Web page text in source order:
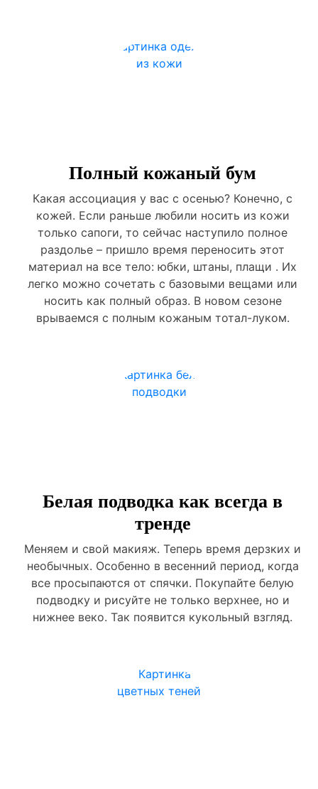
Полный кожаный бум
Какая ассоциация у вас с осенью? Конечно, с
кожей. Если раньше любили носить из кожи
только сапоги, то сейчас наступило полное
раздолье – пришло время переносить этот
материал на все тело: юбки, штаны, плащи . Их
легко можно сочетать с базовыми вещами или
носить как полный образ. В новом сезоне
врываемся с полным кожаным тотал-луком.
Белая подводка как всегда в
тренде
Меняем и свой макияж. Теперь время дерзких и
необычных. Особенно в весенний период, когда
все просыпаются от спячки. Покупайте белую
подводку и рисуйте не только верхнее, но и
нижнее веко. Так появится кукольный взгляд.